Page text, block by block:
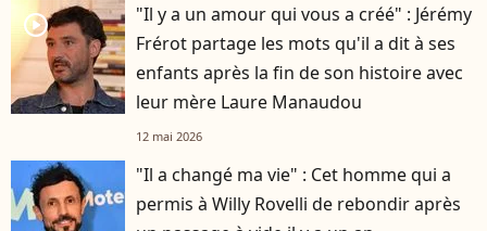
player2
"Il y a un amour qui vous a créé" : Jérémy
Frérot partage les mots qu'il a dit à ses
enfants après la fin de son histoire avec
leur mère Laure Manaudou
12 mai 2026
"Il a changé ma vie" : Cet homme qui a
permis à Willy Rovelli de rebondir après